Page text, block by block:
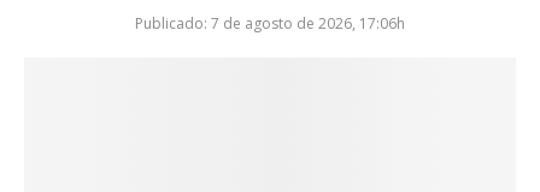
Publicado: 7 de agosto de 2026, 17:06h